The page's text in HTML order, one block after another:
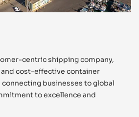
centric shipping company,
cost-effective container
businesses to global
to excellence and